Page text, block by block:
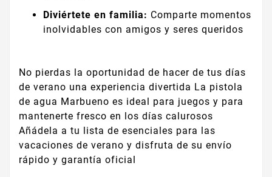
Diviértete en familia: Comparte momentos
inolvidables con amigos y seres queridos
No pierdas la oportunidad de hacer de tus días
de verano una experiencia divertida La pistola
de agua Marbueno es ideal para juegos y para
mantenerte fresco en los días calurosos
Añádela a tu lista de esenciales para las
vacaciones de verano y disfruta de su envío
rápido y garantía oficial